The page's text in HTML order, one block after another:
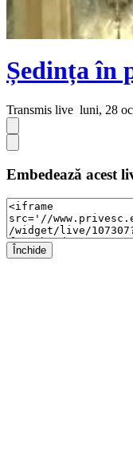
Ședința în
Transmis live luni, 28
Embedează acest
Închide